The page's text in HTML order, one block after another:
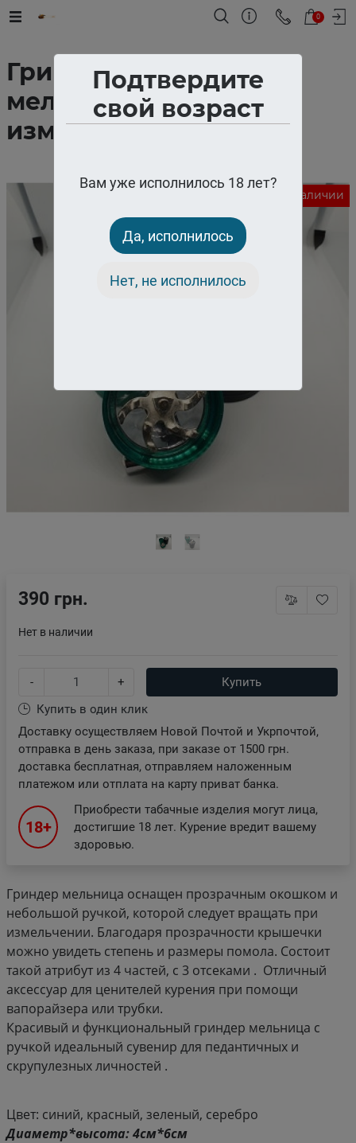
Подтвердите
свой возраст
Вам уже исполнилось 18 лет?
Да, исполнилось
Нет, не исполнилось
0
Гриндер крешер
мельница для
измельчения
Нет в наличии
Гриндер мельница оснащен прозрачным окошком и
небольшой ручкой, которой следует вращать при
измельчении. Благодаря прозрачности крышечки
можно увидеть степень и размеры помола. Состоит
такой атрибут из 4 частей, с 3 отсеками . Отличный
аксессуар для ценителей курения при помощи
вапорайзера или трубки.
Красивый и функциональный гриндер мельница с
ручкой идеальный сувенир для педантичных и
скрупулезных личностей .
Цвет: синий, красный, зеленый, серебро
Диаметр*высота: 4см*6см
390 грн.
Нет в наличии
- +
Купить
Купить в один клик
Доставку осуществляем Новой Почтой и Укрпочтой,
отправка в день заказа, при заказе от 1500 грн.
доставка бесплатная, отправляем наложенным
платежом или отплата на карту приват банка.
18+
Приобрести табачные изделия могут лица,
достигшие 18 лет. Курение вредит вашему
здоровью.